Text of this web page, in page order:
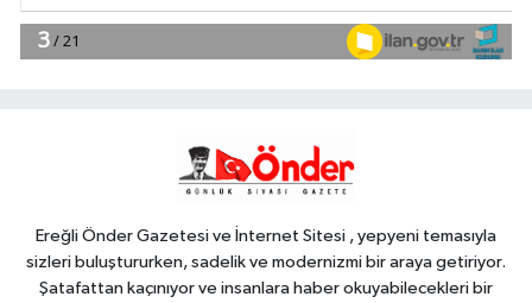
23:29 Anadolu Otoyolu'nda
kamyonet çekiciye çarptı!
Ereğli Önder Gazetesi ve İnternet Sitesi , yepyeni temasıyla
sizleri buluştururken, sadelik ve modernizmi bir araya getiriyor.
Şatafattan kaçınıyor ve insanlara haber okuyabilecekleri bir